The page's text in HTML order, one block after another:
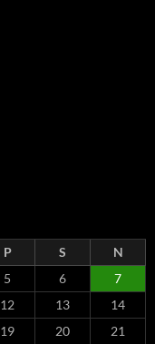
P S
N
5 6
7
12 13
14
19 20
21